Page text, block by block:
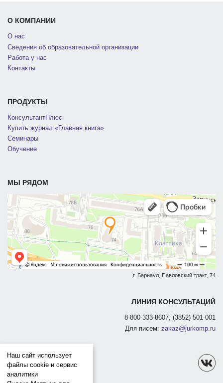
О КОМПАНИИ
О нас
Сведения об образовательной организации
Работа у нас
Контакты
ПРОДУКТЫ
КонсультантПлюс
Купить журнал «Главная книга»
Семинары
Обучение
МЫ РЯДОМ
г. Барнаул, Павловский тракт, 74
ЛИНИЯ КОНСУЛЬТАЦИЙ
8-800-333-8607, (3852) 501-001
Для писем: zakaz@jurkomp.ru
Наш сайт использует
файлы cookie и сервис
аналитики